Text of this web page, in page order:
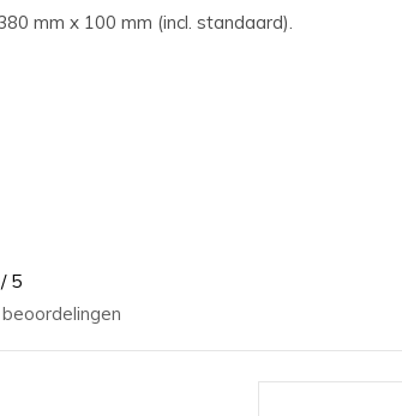
mm x 100 mm (incl. standaard).
/ 5